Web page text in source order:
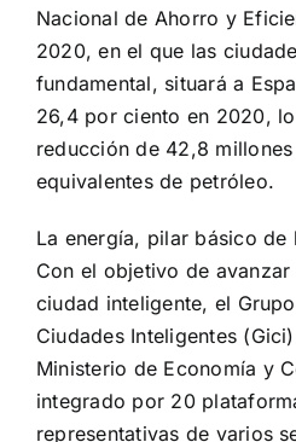
Nacional de Ahorro y
2020, en el que las
fundamental, situará a
26,4 por ciento en 2020,
reducción de 42,8
equivalentes de petróleo.
La energía, pilar básico de
Con el objetivo de
ciudad inteligente, el
Ciudades Inteligentes
Ministerio de Economía y
integrado por 20
representativas de varios